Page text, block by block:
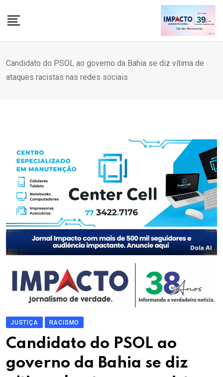
Candidato do PSOL ao governo da Bahia se diz vítima de
ataques racistas nas redes sociais
JUSTIÇA RACISMO
Candidato do PSOL ao
governo da Bahia se diz